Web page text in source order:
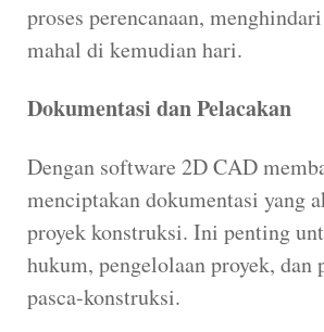
proses perencanaan,
mahal di kemudian hari.
Dokumentasi dan Pelacakan
Dengan software 2D CAD
menciptakan dokumentasi yang
proyek konstruksi. Ini penting
hukum, pengelolaan proyek, dan
pasca-konstruksi.